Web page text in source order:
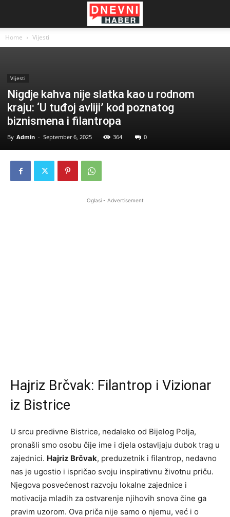
Home Vijesti
Vijesti
Nigdje kahva nije slatka kao u rodnom
kraju: ‘U tuđoj avliji’ kod poznatog
biznismena i filantropa
By Admin - September 6, 2025 364 0
Oglasi - Advertisement
Hajriz Brčvak: Filantrop i Vizionar
iz Bistrice
U srcu predivne Bistrice, nedaleko od Bijelog Polja,
pronašli smo osobu čije ime i djela ostavljaju dubok trag u
zajednici. Hajriz Brčvak, preduzetnik i filantrop, nedavno
nas je ugostio i ispričao svoju inspirativnu životnu priču.
Njegova posvećenost razvoju lokalne zajednice i
motivacija mladih za ostvarenje njihovih snova čine ga
pravim uzorom. Ova priča nije samo o njemu, već i o